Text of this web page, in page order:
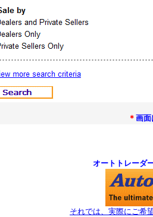
＊ 画面
オートトレーダ
それでは、実際にご希